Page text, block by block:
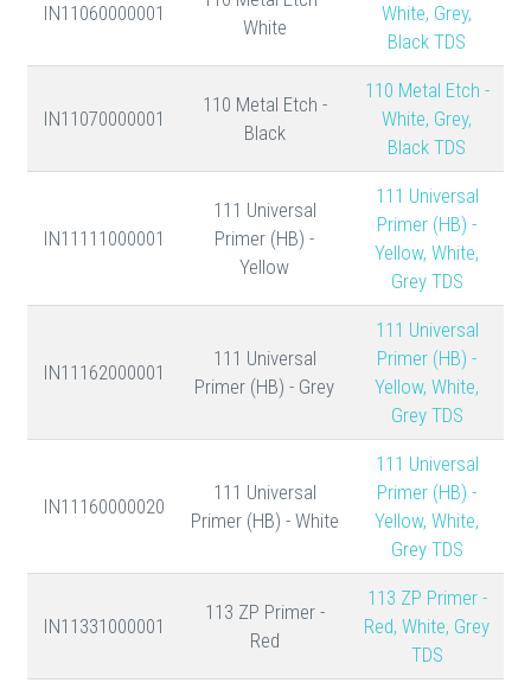
IN11060000001
White
White, Grey,
Black TDS
IN11070000001
110 Metal Etch -
Black
110 Metal Etch -
White, Grey,
Black TDS
IN11111000001
111 Universal
Primer (HB) -
Yellow
111 Universal
Primer (HB) -
Yellow, White,
Grey TDS
IN11162000001
111 Universal
Primer (HB) - Grey
111 Universal
Primer (HB) -
Yellow, White,
Grey TDS
IN11160000020
111 Universal
Primer (HB) - White
111 Universal
Primer (HB) -
Yellow, White,
Grey TDS
IN11331000001
113 ZP Primer -
Red
113 ZP Primer -
Red, White, Grey
TDS